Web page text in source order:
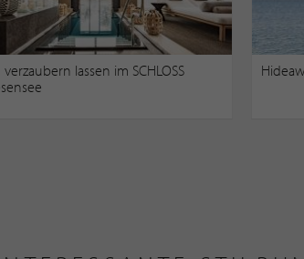
verzaubern lassen im SCHLOSS